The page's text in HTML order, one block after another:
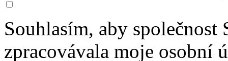
Souhlasím, aby společnost
zpracovávala moje osobní